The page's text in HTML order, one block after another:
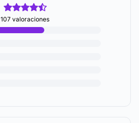
107 valoraciones